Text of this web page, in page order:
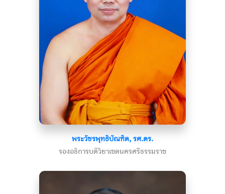
พระวัชรพุทธิบัณฑิต, รศ.ดร.
รองอธิการบดีวิยาเขตนครศรีธรรมราช